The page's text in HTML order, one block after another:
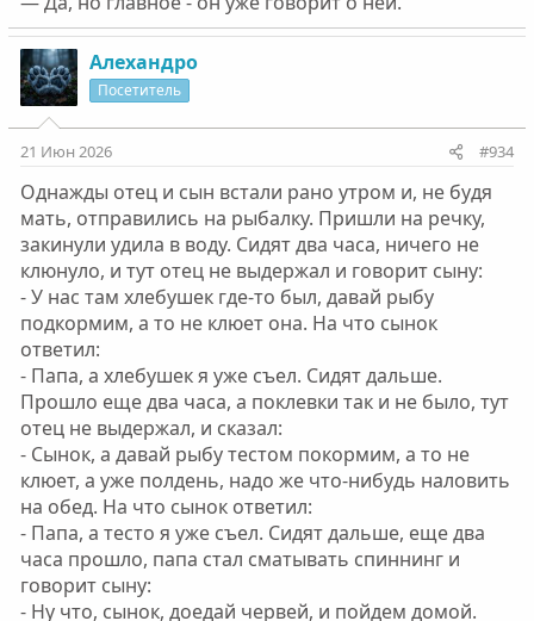
Алехандро
Посетитель
21 Июн 2026 #934
Однажды отец и сын встали рано утром и, не будя
мать, отправились на рыбалку. Пришли на речку,
закинули удила в воду. Сидят два часа, ничего не
клюнуло, и тут отец не выдержал и говорит сыну:
- У нас там хлебушек где-то был, давай рыбу
подкормим, а то не клюет она. На что сынок
ответил:
- Папа, а хлебушек я уже съел. Сидят дальше.
Прошло еще два часа, а поклевки так и не было, тут
отец не выдержал, и сказал:
- Сынок, а давай рыбу тестом покормим, а то не
клюет, а уже полдень, надо же что-нибудь наловить
на обед. На что сынок ответил:
- Папа, а тесто я уже съел. Сидят дальше, еще два
часа прошло, папа стал сматывать спиннинг и
говорит сыну:
- Ну что, сынок, доедай червей, и пойдем домой.